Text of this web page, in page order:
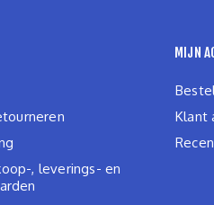
, leverings- en
MIJN
Klant